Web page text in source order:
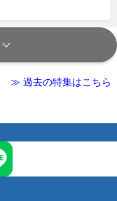
≫ 過去の特集はこちら